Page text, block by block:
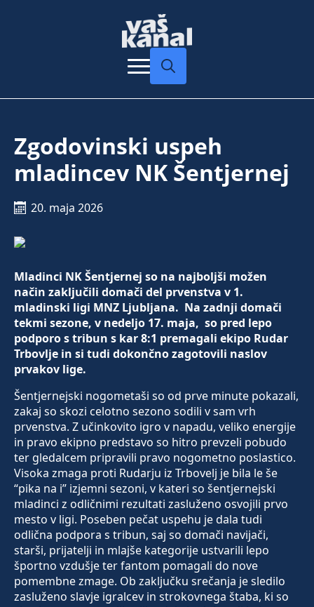
Zgodovinski uspeh
mladincev NK Šentjernej
20. maja 2026
Mladinci NK Šentjernej so na najboljši možen
način zaključili domači del prvenstva v 1.
mladinski ligi MNZ Ljubljana. Na zadnji domači
tekmi sezone, v nedeljo 17. maja, so pred lepo
podporo s tribun s kar 8:1 premagali ekipo Rudar
Trbovlje in si tudi dokončno zagotovili naslov
prvakov lige.
Šentjernejski nogometaši so od prve minute pokazali,
zakaj so skozi celotno sezono sodili v sam vrh
prvenstva. Z učinkovito igro v napadu, veliko energije
in pravo ekipno predstavo so hitro prevzeli pobudo
ter gledalcem pripravili pravo nogometno poslastico.
Visoka zmaga proti Rudarju iz Trbovelj je bila le še
“pika na i” izjemni sezoni, v kateri so šentjernejski
mladinci z odličnimi rezultati zasluženo osvojili prvo
mesto v ligi. Poseben pečat uspehu je dala tudi
odlična podpora s tribun, saj so domači navijači,
starši, prijatelji in mlajše kategorije ustvarili lepo
športno vzdušje ter fantom pomagali do nove
pomembne zmage. Ob zaključku srečanja je sledilo
zasluženo slavje igralcev in strokovnega štaba, ki so